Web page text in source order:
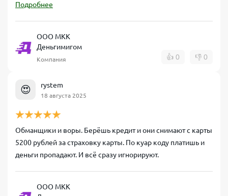
Подробнее
ООО МКК
Деньгимигом
Компания 👍 0 👎 0
😍 rystem
18 августа 2025
Обманщики и воры. Берёшь кредит и они снимают с карты
5200 рублей за страховку карты. По куар коду платишь и
деньги пропадают. И всё сразу игнорируют.
ООО МКК